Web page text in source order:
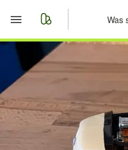
Start
Merkliste
Nachrichten
Anzeige aufgeben